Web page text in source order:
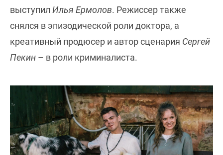
выступил Илья Ермолов. Режиссер также
снялся в эпизодической роли доктора, а
креативный продюсер и автор сценария Сергей
Пекин – в роли криминалиста.